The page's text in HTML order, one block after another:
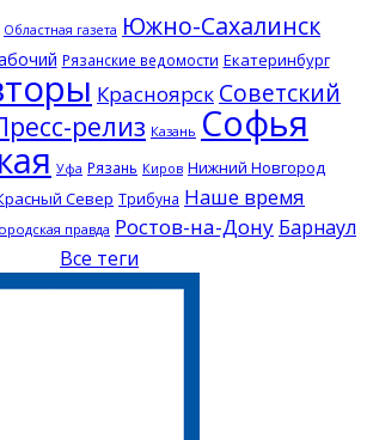
Областная газета Южно-Сахалинск
Рязанские ведомости Екатеринбург
Красноярск Советский
релиз Казань Софья
Уфа Рязань Киров Нижний Новгород
Север Трибуна Наше время
правда Ростов-на-Дону Барнаул
Все теги